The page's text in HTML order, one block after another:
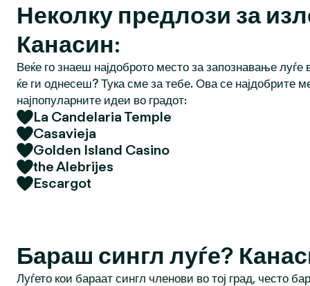
Неколку предлози за
Канасин:
Веќе го знаеш најдоброто место за запознавање луѓе
ќе ги однесеш? Тука сме за тебе. Ова се најдобрите
најпопуларните идеи во градот:
La Candelaria Temple
Casavieja
Golden Island Casino
the Alebrijes
Escargot
Бараш сингл луѓе?
Луѓето кои бараат сингл членови во тој град, често